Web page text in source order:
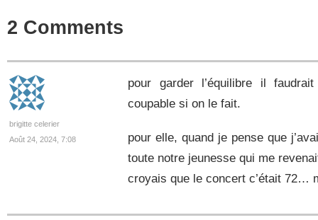
2 Comments
brigitte celerier
Août 24, 2024, 7:08
pour garder l’équilibre il
coupable si on le fait.
pour elle, quand je pense que
toute notre jeunesse qui me
croyais que le concert c’était 72…